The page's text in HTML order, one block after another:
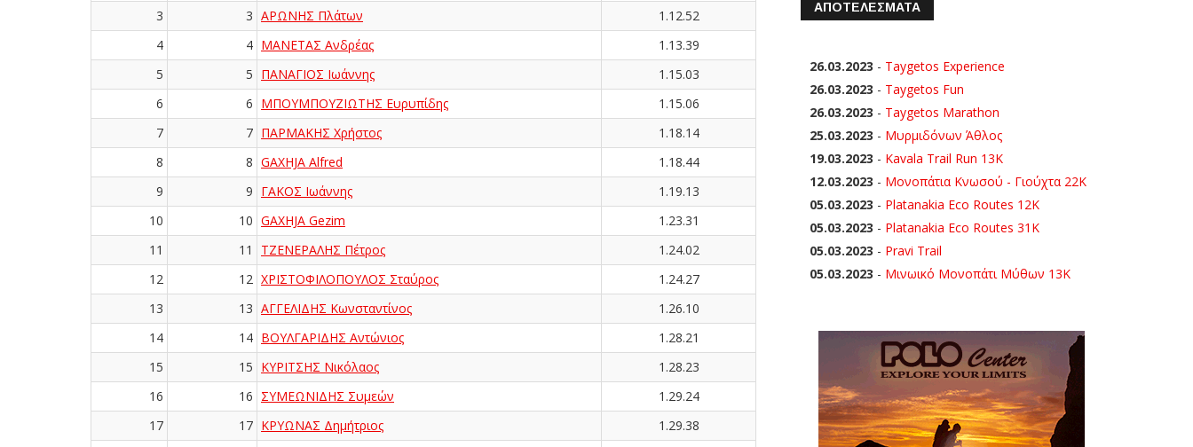
3
3 ΑΡΩΝΗΣ Πλάτων
1.12.52
4
4 ΜΑΝΕΤΑΣ Ανδρέας
1.13.39
5
5 ΠΑΝΑΓΙΟΣ Ιωάννης
1.15.03
6
6 ΜΠΟΥΜΠΟΥΖΙΩΤΗΣ Ευρυπίδης
1.15.06
7
7 ΠΑΡΜΑΚΗΣ Χρήστος
1.18.14
8
8 GAXHJA Alfred
1.18.44
9
9 ΓΑΚΟΣ Ιωάννης
1.19.13
10
10 GAXHJA Gezim
1.23.31
11
11 ΤΖΕΝΕΡΑΛΗΣ Πέτρος
1.24.02
12
12 ΧΡΙΣΤΟΦΙΛΟΠΟΥΛΟΣ Σταύρος
1.24.27
13
13 ΑΓΓΕΛΙΔΗΣ Κωνσταντίνος
1.26.10
14
14 ΒΟΥΛΓΑΡΙΔΗΣ Αντώνιος
1.28.21
15
15 ΚΥΡΙΤΣΗΣ Νικόλαος
1.28.23
16
16 ΣΥΜΕΩΝΙΔΗΣ Συμεών
1.29.24
17
17 ΚΡΥΩΝΑΣ Δημήτριος
1.29.38
ΑΠΟΤΕΛΕΣΜΑΤΑ
26.03.2023 - Taygetos Experience
26.03.2023 - Taygetos Fun
26.03.2023 - Taygetos Marathon
25.03.2023 - Μυρμιδόνων Άθλος
19.03.2023 - Kavala Trail Run 13K
12.03.2023 - Μονοπάτια Κνωσού - Γιούχτα 22Κ
05.03.2023 - Platanakia Eco Routes 12K
05.03.2023 - Platanakia Eco Routes 31K
05.03.2023 - Pravi Trail
05.03.2023 - Μινωικό Μονοπάτι Μύθων 13Κ